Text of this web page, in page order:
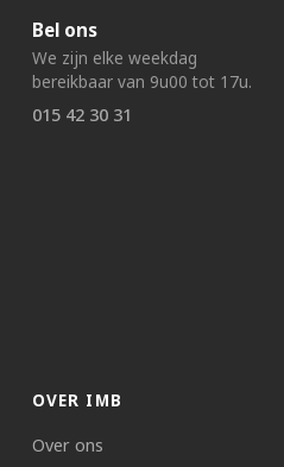
Bel ons
We zijn elke weekdag
bereikbaar van 9u00 tot 17u.
015 42 30 31
OVER IMB
Over ons